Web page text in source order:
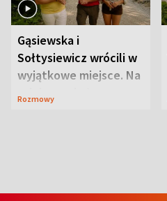
Gąsiewska i
Sołtysiewicz wrócili w
wyjątkowe miejsce. Na
szlaku czekał
Rozmowy